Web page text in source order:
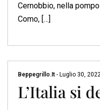
Cernobbio, nella
Como, […]
Beppegrillo.it - Luglio 30, 2022
L’Italia si